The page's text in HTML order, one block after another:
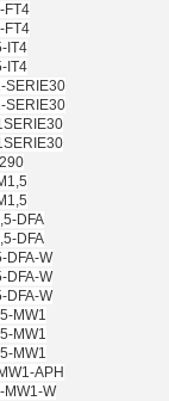
FT4
FT4
IT4
IT4
SERIE30
SERIE30
DFA
DFA
DFA-W
DFA-W
DFA-W
MW1
MW1
MW1
APH
MW1-W